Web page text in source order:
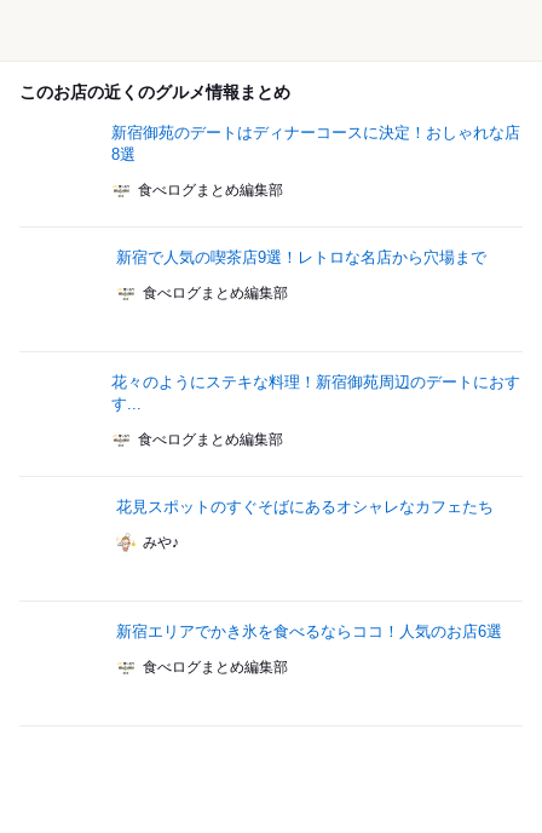
このお店の近くのグルメ情報まとめ
新宿御苑のデートはディナーコースに決定！おしゃれな店
8選
食べログまとめ編集部
新宿で人気の喫茶店9選！レトロな名店から穴場まで
食べログまとめ編集部
花々のようにステキな料理！新宿御苑周辺のデートにおす
す...
食べログまとめ編集部
花見スポットのすぐそばにあるオシャレなカフェたち
みや♪
新宿エリアでかき氷を食べるならココ！人気のお店6選
食べログまとめ編集部